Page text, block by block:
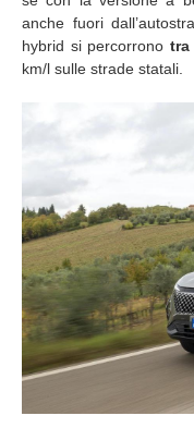
anche fuori
hybrid si percorrono tra
km/l sulle strade statali.